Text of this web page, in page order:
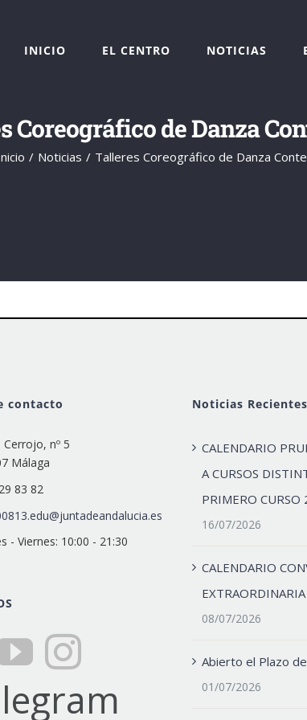
INICIO EL CENTRO NOTICIAS
Coreográfico de Danza
Noticias Talleres Coreográfico de Danza
contacto
Cerrojo, nº 5
Málaga
83 82
- Viernes: 10:00 - 21:30
Noticias Recientes
CALENDARIO
A CURSOS
PRIMERO
16/07/2026
CALENDARIO
08/07/2026
Abierto el Plazo
01/07/2026